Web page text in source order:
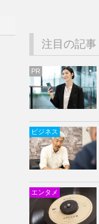
注目の記事
PR
ビジネス
エンタメ